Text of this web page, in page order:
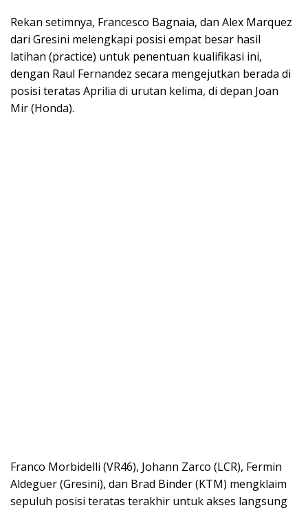
Rekan setimnya, Francesco Bagnaia, dan Alex Marquez
dari Gresini melengkapi posisi empat besar hasil
latihan (practice) untuk penentuan kualifikasi ini,
dengan Raul Fernandez secara mengejutkan berada di
posisi teratas Aprilia di urutan kelima, di depan Joan
Mir (Honda).
Franco Morbidelli (VR46), Johann Zarco (LCR), Fermin
Aldeguer (Gresini), dan Brad Binder (KTM) mengklaim
sepuluh posisi teratas terakhir untuk akses langsung